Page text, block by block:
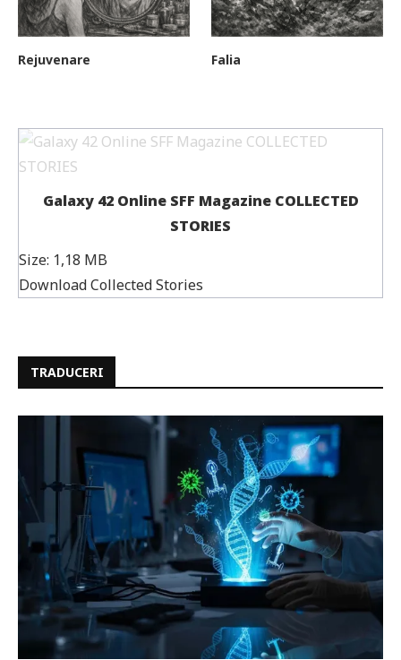
Rejuvenare Falia
Galaxy 42 Online SFF Magazine COLLECTED
STORIES
Size: 1,18 MB
Download Collected Stories
TRADUCERI